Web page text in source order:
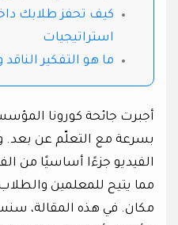
استراتيجيات
ما هو التفكير
أجبرت جائحة كورونا
بسرعة مع التعلّم عن بعد.
الفيديو جزءًا أساسيًا من
مما يتيح للمعلمين
مكان. في هذه المقالة،